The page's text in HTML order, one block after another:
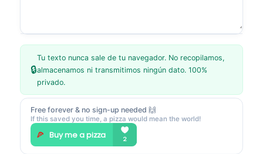
🔒
Tu texto nunca sale de tu navegador. No recopilamos,
almacenamos ni transmitimos ningún dato. 100%
privado.
Free forever & no sign-up needed 🙌
If this saved you time, a pizza would mean the world!